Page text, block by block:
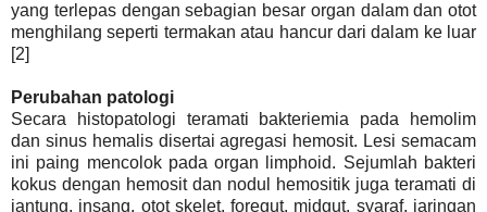
yang terlepas dengan sebagian besar organ dalam dan otot
menghilang seperti termakan atau hancur dari dalam ke luar
[2]
Perubahan patologi
Secara histopatologi teramati bakteriemia pada hemolim
dan sinus hemalis disertai agregasi hemosit. Lesi semacam
ini paing mencolok pada organ limphoid. Sejumlah bakteri
kokus dengan hemosit dan nodul hemositik juga teramati di
jantung, insang, otot skelet, foregut, midgut, syaraf, jaringan